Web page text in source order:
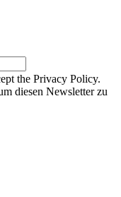
the Privacy Policy.
diesen Newsletter zu